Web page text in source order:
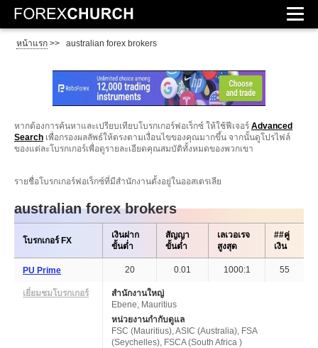
หน้าแรก >> australian forex brokers
หากต้องการค้นหาและเปรียบเทียบโบรกเกอร์ฟอเร็กซ์ ให้ใช้ฟีเจอร์ Advanced
Search เพื่อกรองผลลัพธ์ให้ตรงตามเงื่อนไขของคุณมากขึ้น จากนั้นดูโปรไฟล์
ของแต่ละโบรกเกอร์เพื่อดูรายละเอียดคุณสมบัติทั้งหมดของพวกเขา
รายชื่อโบรกเกอร์ฟอเร็กซ์ที่มีสำนักงานตั้งอยู่ในออสเตรเลีย
australian forex brokers
โบรกเกอร์ FX
เงินฝาก
ขั้นต่ำ
สัญญา
ขั้นต่ำ
เลเวอเรจ
สูงสุด
##คู่
เงิน
PU Prime 20 0.01 1000:1 55
เยี่ยมชมโบรกเกอร์
สำนักงานใหญ่
Ebene, Mauritius
หน่วยงานกำกับดูแล
FSC (Mauritius), ASIC (Australia), FSA
(Seychelles), FSCA (South Africa )